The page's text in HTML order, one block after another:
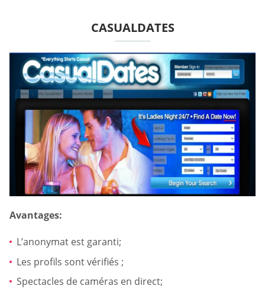
CASUALDATES
Avantages:
L’anonymat est garanti;
Les profils sont vérifiés ;
Spectacles de caméras en direct;